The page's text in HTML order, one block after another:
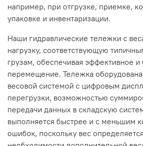
например, при отгрузке, приемке,
упаковке и инвентаризации.
Наши гидравлические тележки с
нагрузку, соответствующую
грузам, обеспечивая эффективное и
перемещение. Тележка
весовой системой с цифровым
перегрузки, возможностью
передачи данных в складскую
выполняется быстрее и с меньшим
ошибок, поскольку вес